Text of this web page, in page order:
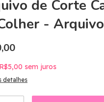
de Corte
-
R$5,00 sem juros
detalhes